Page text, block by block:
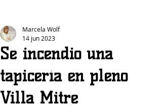
Se incendio una
tapicería en pleno
Villa Mitre
Marcela Wolf
14 jun 2023